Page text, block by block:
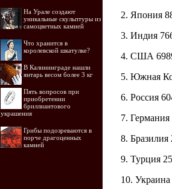
На Урале создают
уникальные скульптуры из
самоцветных камней
Что хранится в
королевской шкатулке?
В Калининграде нашли
янтарь весом более 3 кг
Пять вопросов при
приобретении
бриллиантового
украшения
Грибы подозреваются в
порче драгоценных
камней
2. Япония
3. Индия
4. США
5. Южная
6. Россия
7. Германия
8. Бразилия
9. Турция
10. Украина